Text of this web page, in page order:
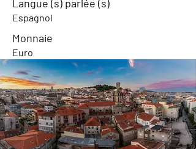
Langue (s) parlée (s)
Espagnol
Monnaie
Euro